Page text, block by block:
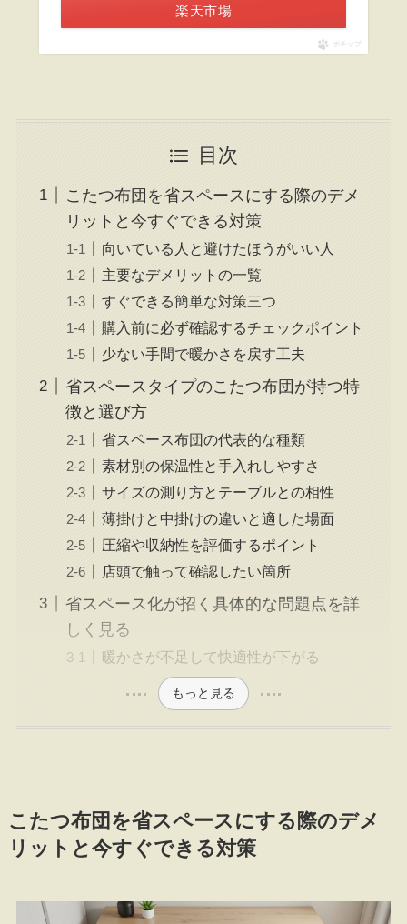
楽天市場
ポチップ
目次
こたつ布団を省スペースにする際のデメ
リットと今すぐできる対策
向いている人と避けたほうがいい人
主要なデメリットの一覧
すぐできる簡単な対策三つ
購入前に必ず確認するチェックポイント
少ない手間で暖かさを戻す工夫
省スペースタイプのこたつ布団が持つ特
徴と選び方
省スペース布団の代表的な種類
素材別の保温性と手入れしやすさ
サイズの測り方とテーブルとの相性
薄掛けと中掛けの違いと適した場面
圧縮や収納性を評価するポイント
店頭で触って確認したい箇所
省スペース化が招く具体的な問題点を詳
しく見る
暖かさが不足して快適性が下がる
もっと見る
こたつ布団を省スペースにする際のデメ
リットと今すぐできる対策